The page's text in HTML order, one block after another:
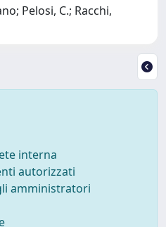
Pelosi, C.; Racchi,
interna
autorizzati
amministratori